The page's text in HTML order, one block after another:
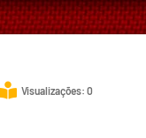
Visualizações: 0